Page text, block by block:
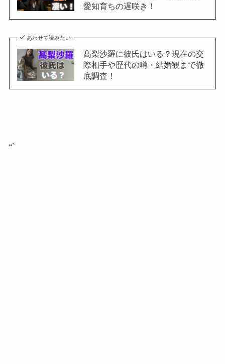
愛知育ちの遅咲き！
あわせて読みたい
髙梨沙羅に彼氏はいる？現在の交
際相手や歴代の噂・結婚観まで徹
底調査！
“`